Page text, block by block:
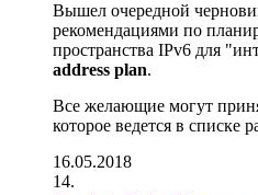
Вышел очередной
рекомендациями по
пространства IPv6 для
address plan.
Все желающие могут
которое ведется в списке
16.05.2018